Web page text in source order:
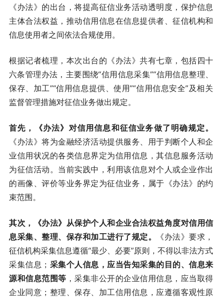
《办法》的出台，将提高征信业务活动透明度，保护信息
主体合法权益，推动信用信息在信息提供者、征信机构和
信息使用者之间依法合规使用。
根据记者梳理，本次出台的《办法》共有七章，包括四十
六条管理办法，主要围绕“信用信息采集”“信用信息整理、
保存、加工”“信用信息提供、使用”“信用信息安全”及相关
监督管理措施对征信业务做出规定。
首先，《办法》对信用信息和征信业务做了明确规定。
《办法》将为金融经济活动提供服务、用于判断个人和企
业信用状况的各类信息界定为信用信息，其信息服务活动
为征信活动。当前实践中，利用该信息对个人或企业作出
的画像、评价等业务界定为征信业务，属于《办法》的约
束范围。
其次，《办法》从保护个人和企业合法权益角度对信用信
息采集、整理、保存和加工进行了规定。
《办法》要求，
征信机构采集信息遵循“最少、必要”原则，不得以非法方式
采集信息； 采集个人信息，应当告知采集的目的、信息来
源和信息范围等 ，采集非公开的企业信用信息，应当取得
企业同意；整理、保存、加工信用信息，应遵循客观性原